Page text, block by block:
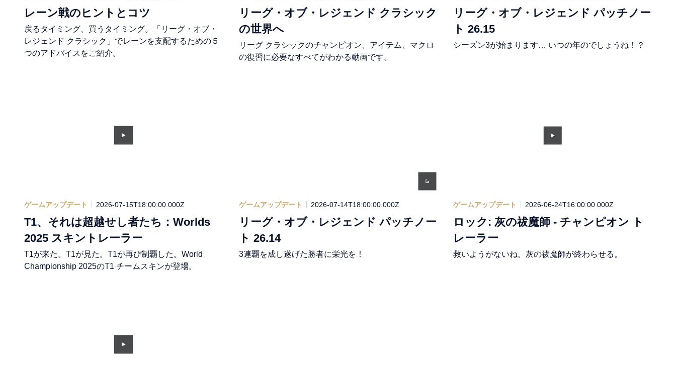
レーン戦のヒントとコツ
戻るタイミング、買うタイミング。「リーグ・オブ・
レジェンド クラシック」でレーンを支配するための５
つのアドバイスをご紹介。
リーグ・オブ・レジェンド クラシック
の世界へ
リーグ クラシックのチャンピオン、アイテム、マクロ
の復習に必要なすべてがわかる動画です。
リーグ・オブ・レジェンド パッチノー
ト 26.15
シーズン3が始まります… いつの年のでしょうね！？
ゲームアップデート 2026-07-15T18:00:00.000Z
T1、それは超越せし者たち：Worlds
2025 スキントレーラー
T1が来た。T1が見た。T1が再び制覇した。World
Championship 2025のT1 チームスキンが登場。
ゲームアップデート 2026-07-14T18:00:00.000Z
リーグ・オブ・レジェンド パッチノー
ト 26.14
3連覇を成し遂げた勝者に栄光を！
ゲームアップデート 2026-06-24T16:00:00.000Z
ロック: 灰の祓魔師 - チャンピオン ト
レーラー
救いようがないね。灰の祓魔師が終わらせる。